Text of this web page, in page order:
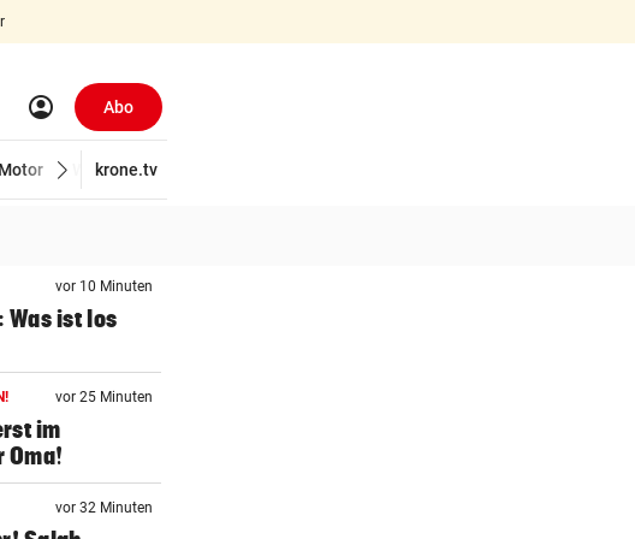
Suchen
account_circle Abo
Motor Wirtschaft
krone.tv
vor 10 Minuten
Was ist los
vor 25 Minuten
im
Oma!
vor 32 Minuten